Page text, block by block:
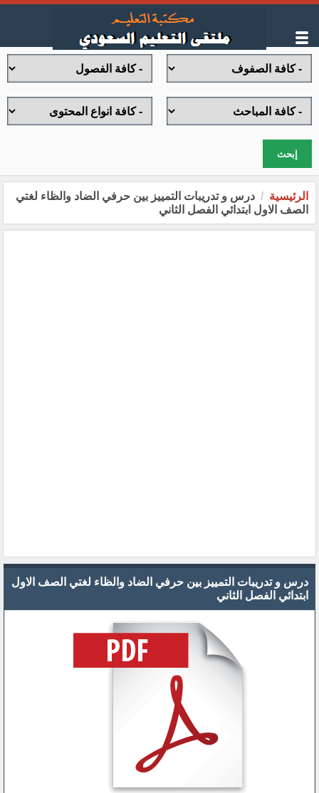
إبحث
الرئيسية
درس و تدريبات التمييز بين حرفي الضاد والظاء لغتي
الصف الاول ابتدائي الفصل الثاني
درس و تدريبات التمييز بين حرفي الضاد والظاء لغتي الصف الاول
ابتدائي الفصل الثاني